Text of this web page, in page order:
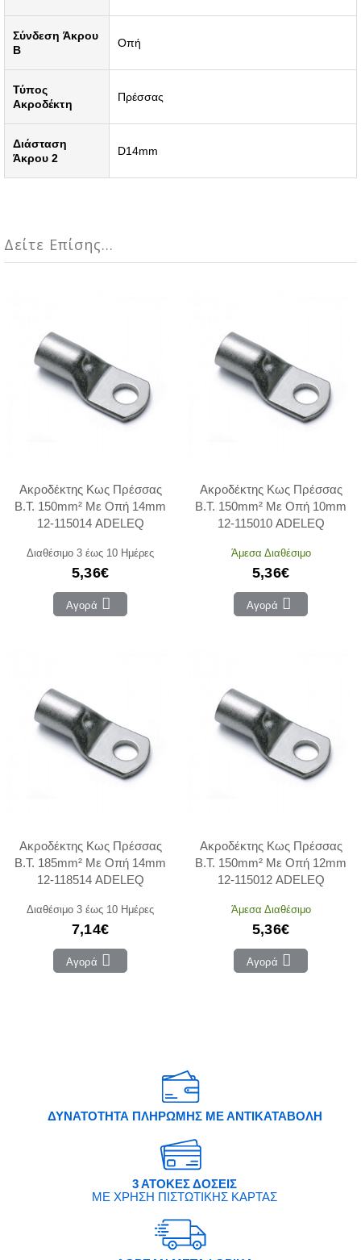
Σύνδεση Άκρου
B
Οπή
Τύπος
Ακροδέκτη
Πρέσσας
Διάσταση
Άκρου 2
D14mm
Δείτε Επίσης...
Ακροδέκτης Κως Πρέσσας
Β.Τ. 150mm² Με Οπή 14mm
12-115014 ADELEQ
Διαθέσιμο 3 έως 10 Ημέρες
5,36€
Αγορά
Ακροδέκτης Κως Πρέσσας
Β.Τ. 150mm² Με Οπή 10mm
12-115010 ADELEQ
Άμεσα Διαθέσιμο
5,36€
Αγορά
Ακροδέκτης Κως Πρέσσας
Β.Τ. 185mm² Με Οπή 14mm
12-118514 ADELEQ
Διαθέσιμο 3 έως 10 Ημέρες
7,14€
Αγορά
Ακροδέκτης Κως Πρέσσας
Β.Τ. 150mm² Με Οπή 12mm
12-115012 ADELEQ
Άμεσα Διαθέσιμο
5,36€
Αγορά
ΔΥΝΑΤΟΤΗΤΑ ΠΛΗΡΩΜΗΣ ΜΕ ΑΝΤΙΚΑΤΑΒΟΛΗ
3 ΑΤΟΚΕΣ ΔΟΣΕΙΣ
ΜΕ ΧΡΗΣΗ ΠΙΣΤΩΤΙΚΗΣ ΚΑΡΤΑΣ